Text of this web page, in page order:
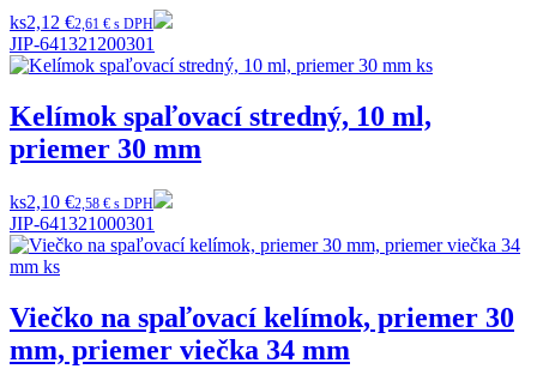
ks2,12 €2,61 € s DPH
JIP-641321200301
Kelímok spaľovací stredný, 10 ml,
priemer 30 mm
ks2,10 €2,58 € s DPH
JIP-641321000301
Viečko na spaľovací kelímok, priemer 30
mm, priemer viečka 34 mm